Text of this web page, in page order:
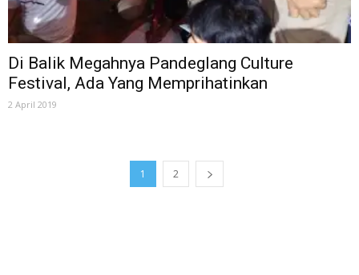
Di Balik Megahnya Pandeglang Culture
Festival, Ada Yang Memprihatinkan
2 April 2019
1 2